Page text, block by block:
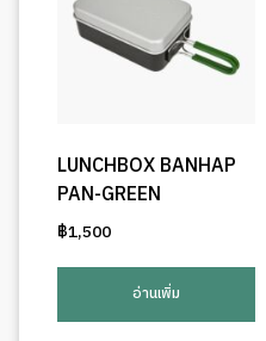
LUNCHBOX BANHAP
PAN-GREEN
฿1,500
อ่านเพิ่ม